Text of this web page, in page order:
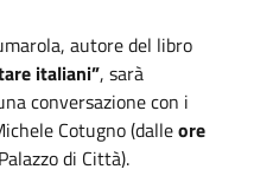
autore del libro
italiani”, sarà
conversazione con i
Cotugno (dalleore
di Città).